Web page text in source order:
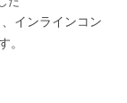
インラインコン
。